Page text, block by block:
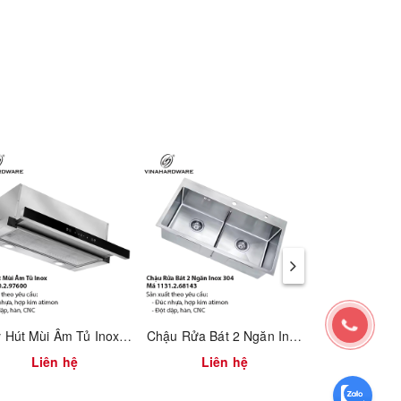
Máy Hút Mùi Âm Tủ Inox – Mã 4100.2.97600
Liên hệ
Chậu Rửa Bát 2 Ngăn Inox 304 – Mã 1131.2.68143
Liên hệ